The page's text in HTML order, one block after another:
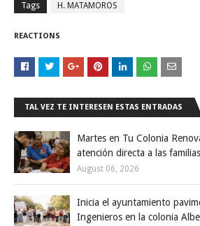
Tags H. MATAMOROS
REACTIONS
TAL VEZ TE INTERESEN ESTAS ENTRADAS
Martes en Tu Colonia
atención directa a las
August 06, 2026
Inicia el ayuntamiento
Ingenieros en la colonia